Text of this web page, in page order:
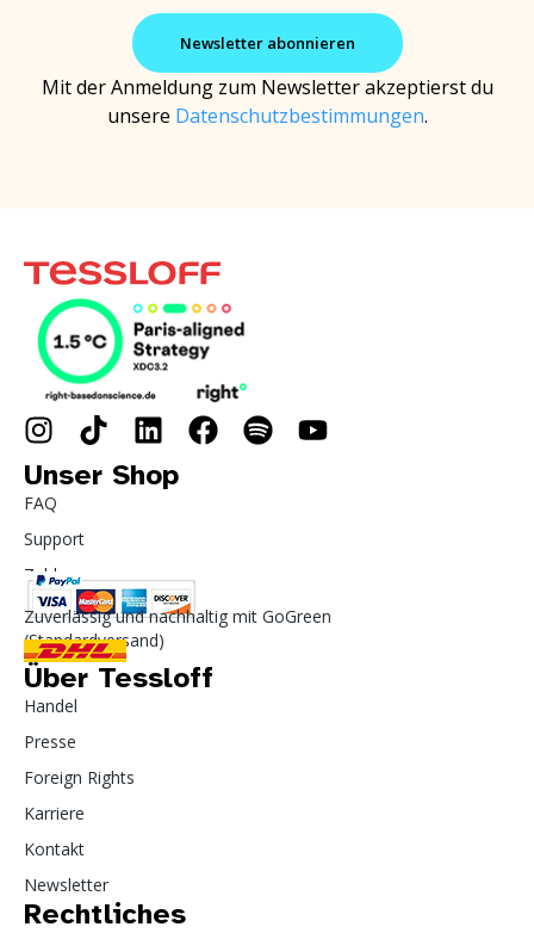
Mit der Anmeldung zum Newsletter akzeptierst du
unsere Datenschutzbestimmungen.
Unser Shop
FAQ
Support
Zahlung
Zuverlässig und nachhaltig mit GoGreen
(Standardversand)
Über Tessloff
Handel
Presse
Foreign Rights
Karriere
Kontakt
Newsletter
Rechtliches